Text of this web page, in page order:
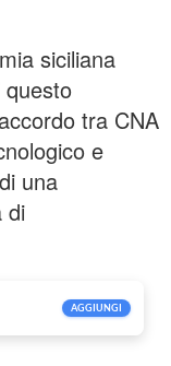
siciliana
questo
tra CNA
e
una
di
AGGIUNGI